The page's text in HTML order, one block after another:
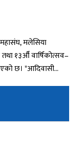
मलेसिया
१३औँ वार्षिकोत्सव–
छ। "आदिवासी...